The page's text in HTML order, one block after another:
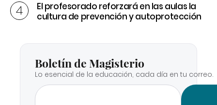
El profesorado reforzará en las aulas la
cultura de prevención y autoprotección
Boletín de Magisterio
Lo esencial de la educación, cada día en tu correo.